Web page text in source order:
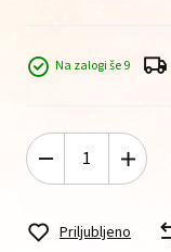
Na zalogi še 9
Priljubljeno